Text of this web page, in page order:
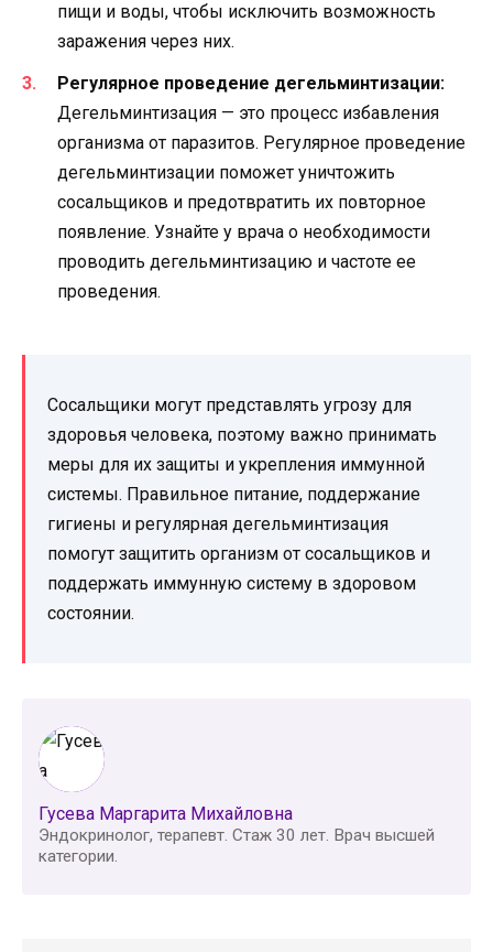
пищи и воды, чтобы исключить возможность
заражения через них.
Регулярное проведение дегельминтизации:
Дегельминтизация — это процесс избавления
организма от паразитов. Регулярное проведение
дегельминтизации поможет уничтожить
сосальщиков и предотвратить их повторное
появление. Узнайте у врача о необходимости
проводить дегельминтизацию и частоте ее
проведения.
Сосальщики могут представлять угрозу для
здоровья человека, поэтому важно принимать
меры для их защиты и укрепления иммунной
системы. Правильное питание, поддержание
гигиены и регулярная дегельминтизация
помогут защитить организм от сосальщиков и
поддержать иммунную систему в здоровом
состоянии.
Гусева Маргарита Михайловна
Эндокринолог, терапевт. Стаж 30 лет. Врач высшей
категории.